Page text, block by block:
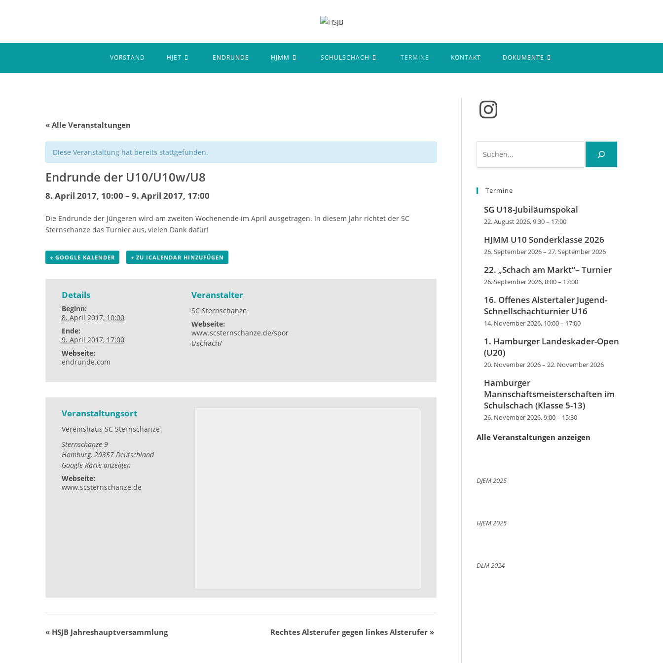
VORSTAND HJET ENDRUNDE HJMM SCHULSCHACH TERMINE KONTAKT DOKUMENTE
« Alle Veranstaltungen
Diese Veranstaltung hat bereits stattgefunden.
Endrunde der U10/U10w/U8
8. April 2017, 10:00 – 9. April 2017, 17:00
Die Endrunde der Jüngeren wird am zweiten Wochenende im April ausgetragen. In diesem Jahr richtet der SC
Sternschanze das Turnier aus, vielen Dank dafür!
+ GOOGLE KALENDER + ZU ICALENDAR HINZUFÜGEN
Details
Beginn:
8. April 2017, 10:00
Ende:
9. April 2017, 17:00
Webseite:
endrunde.com
Veranstalter
SC Sternschanze
Webseite:
www.scsternschanze.de/spor
t/schach/
Veranstaltungsort
Vereinshaus SC Sternschanze
Sternschanze 9
Hamburg, 20357 Deutschland
Google Karte anzeigen
Webseite:
www.scsternschanze.de
« HSJB Jahreshauptversammlung Rechtes Alsterufer gegen linkes Alsterufer »
Instagram
Termine
SG U18-Jubiläumspokal
22. August 2026, 9:30– 17:00
HJMM U10 Sonderklasse 2026
26. September 2026– 27. September 2026
22. „Schach am Markt“– Turnier
26. September 2026, 8:00– 17:00
16. Offenes Alstertaler Jugend-
Schnellschachturnier U16
14. November 2026, 10:00– 17:00
1. Hamburger Landeskader-Open
(U20)
20. November 2026– 22. November 2026
Hamburger
Mannschaftsmeisterschaften im
Schulschach (Klasse 5-13)
26. November 2026, 9:00– 15:30
Alle Veranstaltungen anzeigen
DJEM 2025
HJEM 2025
DLM 2024